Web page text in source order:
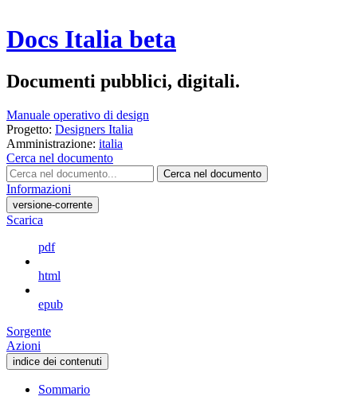
Docs Italia beta
Documenti pubblici, digitali.
Manuale operativo di design
Progetto: Designers Italia
Amministrazione: italia
Cerca nel documento
Cerca nel documento
Informazioni
versione-corrente
Scarica
pdf
html
epub
Sorgente
Azioni
indice dei contenuti
Sommario